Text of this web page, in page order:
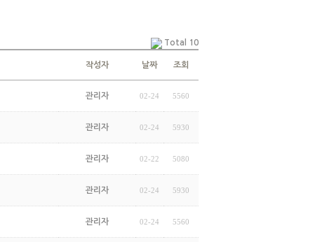
Total 10
작성자 날짜 조회
관리자 02-24 5560
관리자 02-24 5930
관리자 02-22 5080
관리자 02-24 5930
관리자 02-24 5560